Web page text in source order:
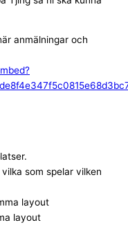
anmälningar och
som spelar vilken
layout
layout